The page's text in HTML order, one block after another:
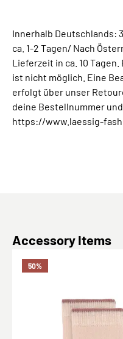
Innerhalb Deutschlands:
ca. 1-2 Tagen/ Nach
Lieferzeit in ca. 10
ist nicht möglich. Eine
erfolgt über unser
deine Bestellnummer
https://www.laessig-
Produktgalerie
Accessory Items
50%